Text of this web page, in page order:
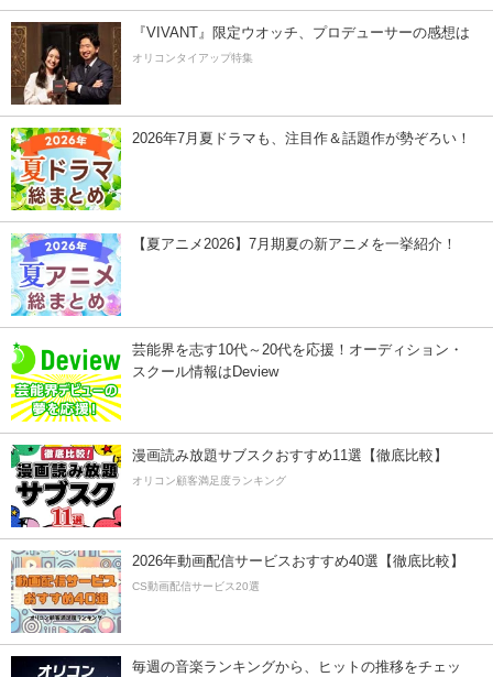
『VIVANT』限定ウオッチ、プロデューサーの感想は
オリコンタイアップ特集
2026年7月夏ドラマも、注目作＆話題作が勢ぞろい！
【夏アニメ2026】7月期夏の新アニメを一挙紹介！
芸能界を志す10代～20代を応援！オーディション・
スクール情報はDeview
漫画読み放題サブスクおすすめ11選【徹底比較】
オリコン顧客満足度ランキング
2026年動画配信サービスおすすめ40選【徹底比較】
CS動画配信サービス20選
毎週の音楽ランキングから、ヒットの推移をチェッ